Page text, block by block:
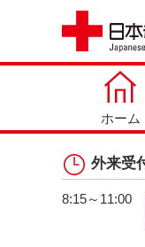
ホーム
外来受
8:15～11:00